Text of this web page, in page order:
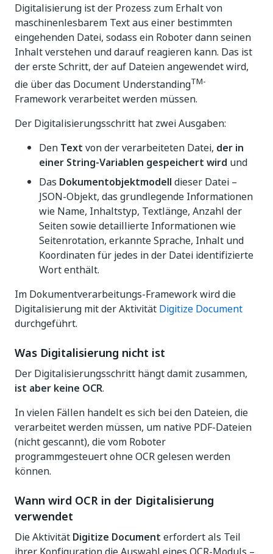
Digitalisierung ist der Prozess zum Erhalt von
maschinenlesbarem Text aus einer bestimmten
eingehenden Datei, sodass ein Roboter dann seinen
Inhalt verstehen und darauf reagieren kann. Das ist
der erste Schritt, der auf Dateien angewendet wird,
die über das Document UnderstandingTM-
Framework verarbeitet werden müssen.
Der Digitalisierungsschritt hat zwei Ausgaben:
Den Text von der verarbeiteten Datei, der in
einer String-Variablen gespeichert wird und
Das Dokumentobjektmodell dieser Datei –
JSON-Objekt, das grundlegende Informationen
wie Name, Inhaltstyp, Textlänge, Anzahl der
Seiten sowie detaillierte Informationen wie
Seitenrotation, erkannte Sprache, Inhalt und
Koordinaten für jedes in der Datei identifizierte
Wort enthält.
Im Dokumentverarbeitungs-Framework wird die
Digitalisierung mit der Aktivität Digitize Document
durchgeführt.
Was Digitalisierung nicht ist
Der Digitalisierungsschritt hängt damit zusammen,
ist aber keine OCR.
In vielen Fällen handelt es sich bei den Dateien, die
verarbeitet werden müssen, um native PDF-Dateien
(nicht gescannt), die vom Roboter
programmgesteuert ohne OCR gelesen werden
können.
Wann wird OCR in der Digitalisierung
verwendet
Die Aktivität Digitize Document erfordert als Teil